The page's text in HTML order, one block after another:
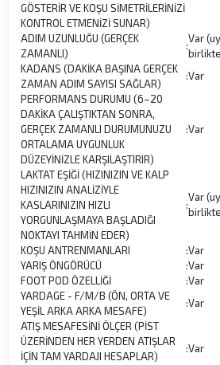
GÖSTERİR VE KOŞU SİMETRİLERİNİZİ
KONTROL ETMENİZİ SUNAR)
ADIM UZUNLUĞU (GERÇEK
ZAMANLI)
:
Var
KADANS (DAKİKA BAŞINA GERÇEK
ZAMAN ADIM SAYISI SAĞLAR)
:Var
PERFORMANS DURUMU (6–20
DAKİKA ÇALIŞTIKTAN SONRA,
GERÇEK ZAMANLI DURUMUNUZU
ORTALAMA UYGUNLUK
DÜZEYİNİZLE KARŞILAŞTIRIR)
:Var
LAKTAT EŞİĞİ (HIZINIZIN VE KALP
HIZINIZIN ANALİZİYLE
KASLARINIZIN HIZLI
YORGUNLAŞMAYA BAŞLADIĞI
NOKTAYI TAHMİN EDER)
:
Var
KOŞU ANTRENMANLARI :Var
YARIŞ ÖNGÖRÜCÜ
:Var
FOOT POD ÖZELLİĞİ
:Var
YARDAGE - F/M/B (ÖN, ORTA VE
YEŞİL ARKA ARKA MESAFE)
:Var
ATIŞ MESAFESİNİ ÖLÇER (PİST
ÜZERİNDEN HER YERDEN ATIŞLAR
İÇİN TAM YARDAJI HESAPLAR)
:Var